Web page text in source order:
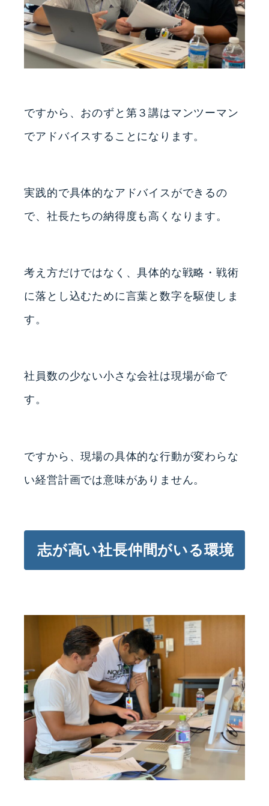
ですから、おのずと第３講はマンツーマン
でアドバイスすることになります。
実践的で具体的なアドバイスができるの
で、社長たちの納得度も高くなります。
考え方だけではなく、具体的な戦略・戦術
に落とし込むために言葉と数字を駆使しま
す。
社員数の少ない小さな会社は現場が命で
す。
ですから、現場の具体的な行動が変わらな
い経営計画では意味がありません。
志が高い社長仲間がいる環境